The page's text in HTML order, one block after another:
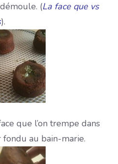
(La face que vs
).
que l’on trempe dans
au bain-marie.